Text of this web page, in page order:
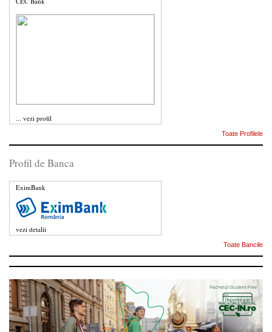
... vezi profil
Toate Profilele
Profil de Banca
EximBank
vezi detalii
Toate Bancile